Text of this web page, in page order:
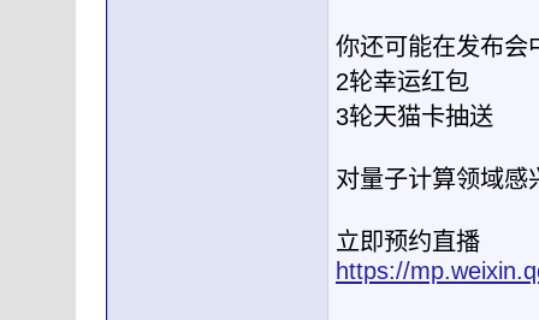
你还可能在发布会
2轮幸运红包
3轮天猫卡抽送
对量子计算领域感
立即预约直播
https://